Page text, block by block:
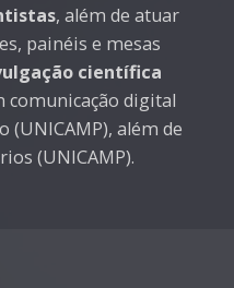
, além de atuar
painéis e mesas
científica
comunicação digital
(UNICAMP), além de
(UNICAMP).